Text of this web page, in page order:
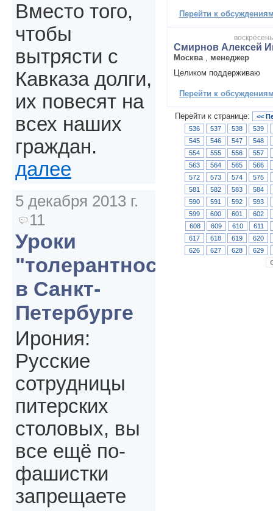
Перейти к
Смирнов Алексей
Москва
менеджер
Целиком поддерживаю
Перейти к
Перейти к странице:
<<
536
537 538
539
545
546 547
548
554
555 556
557
563
564 565
566
572
573 574
575
581
582 583
584
590
591 592
593
599
600 601
602
608
609 610
611
617
618 619
620
626
627 628
629
Вместо того,
чтобы
вытрясти с
Кавказа долги,
их повесят на
всех наших
граждан.
далее
5 декабря 2013 г.
11
Уроки
"толерантности"
в Санкт-
Петербурге
Ирония:
Русские
сотрудницы
питерских
столовых, вы
все ещё по-
фашистки
запрещаете